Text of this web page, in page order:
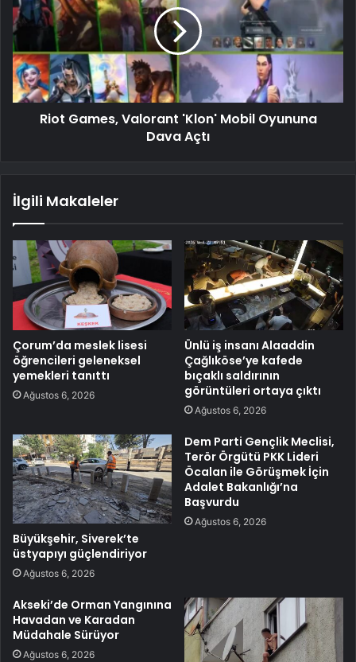
Riot Games, Valorant 'Klon' Mobil Oyununa
Dava Açtı
İlgili Makaleler
Çorum’da meslek lisesi
öğrencileri geleneksel
yemekleri tanıttı
Ağustos 6, 2026
Ünlü iş insanı Alaaddin
Çağlıköse’ye kafede
bıçaklı saldırının
görüntüleri ortaya çıktı
Ağustos 6, 2026
Büyükşehir, Siverek’te
üstyapıyı güçlendiriyor
Ağustos 6, 2026
Dem Parti Gençlik Meclisi,
Terör Örgütü PKK Lideri
Öcalan ile Görüşmek İçin
Adalet Bakanlığı’na
Başvurdu
Ağustos 6, 2026
Akseki’de Orman Yangınına
Havadan ve Karadan
Müdahale Sürüyor
Ağustos 6, 2026